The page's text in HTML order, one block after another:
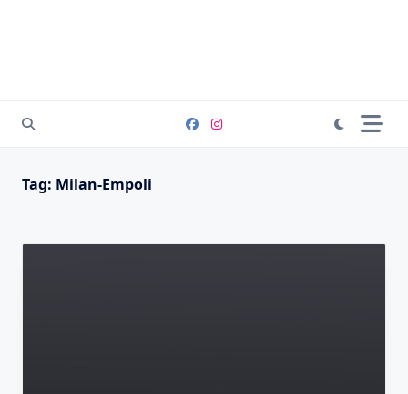
Tag: Milan-Empoli